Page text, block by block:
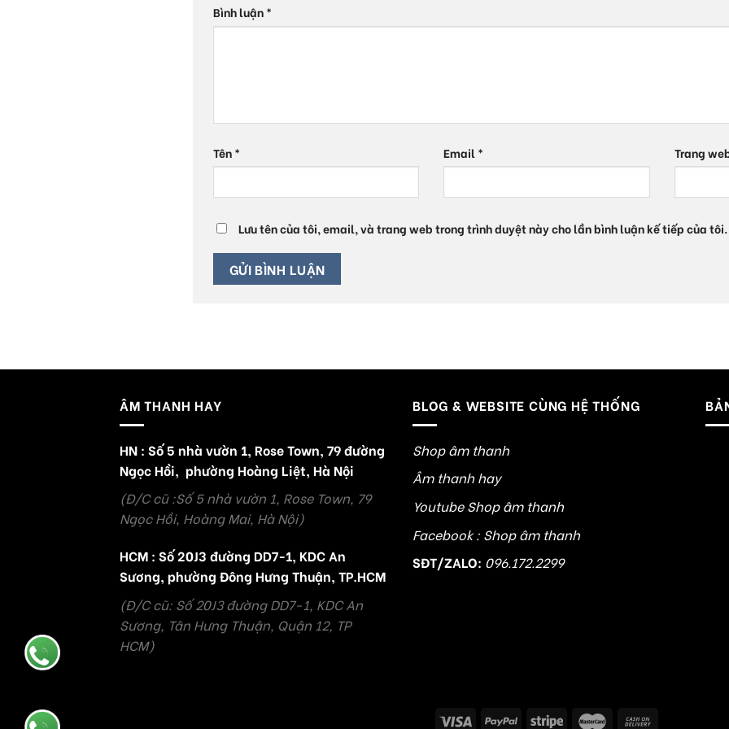
Bình luận*
Tên* Email * Trang
Lưu tên của tôi, email, và trang web trong trình duyệt này cho lần bình luận kế tiếp của tôi.
ÂM THANH HAY
HN : Số 5 nhà vườn 1, Rose Town, 79 đường
Ngọc Hồi, phường Hoàng Liệt, Hà Nội
(Đ/C cũ :Số 5 nhà vườn 1, Rose Town, 79
Ngọc Hồi, Hoàng Mai, Hà Nội)
HCM : Số 20J3 đường DD7-1, KDC An
Sương, phường Đông Hưng Thuận, TP.HCM
(Đ/C cũ: Số 20J3 đường DD7-1, KDC An
Sương, Tân Hưng Thuận, Quận 12, TP
HCM)
BLOG & WEBSITE CÙNG HỆ THỐNG
Shop âm thanh
Âm thanh hay
Youtube Shop âm thanh
Facebook : Shop âm thanh
SĐT/ZALO: 096.172.2299